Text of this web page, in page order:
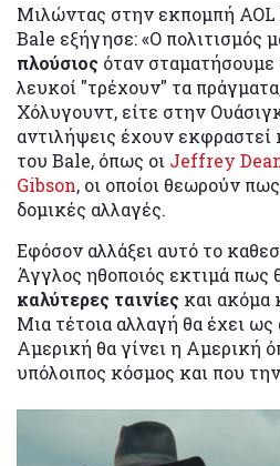
Μιλώντας στην εκπομπή
Bale εξήγησε: «Ο πολιτισμός
πλούσιος όταν σταματήσουμε
λευκοί "τρέχουν" τα
Χόλυγουντ, είτε στην
αντιλήψεις έχουν
του Bale, όπως οι Jeffrey
Gibson, οι οποίοι θεωρούν
δομικές αλλαγές.
Εφόσον αλλάξει αυτό το
Άγγλος ηθοποιός εκτιμά πως
καλύτερες ταινίες και ακόμα
Μια τέτοια αλλαγή θα έχει ως
Αμερική θα γίνει η Αμερική
υπόλοιπος κόσμος και που